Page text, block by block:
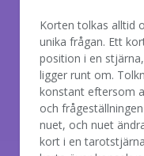
Korten tolkas alltid
unika frågan. Ett
position i en
ligger runt om.
konstant eftersom
och
nuet, och nuet
kort i en